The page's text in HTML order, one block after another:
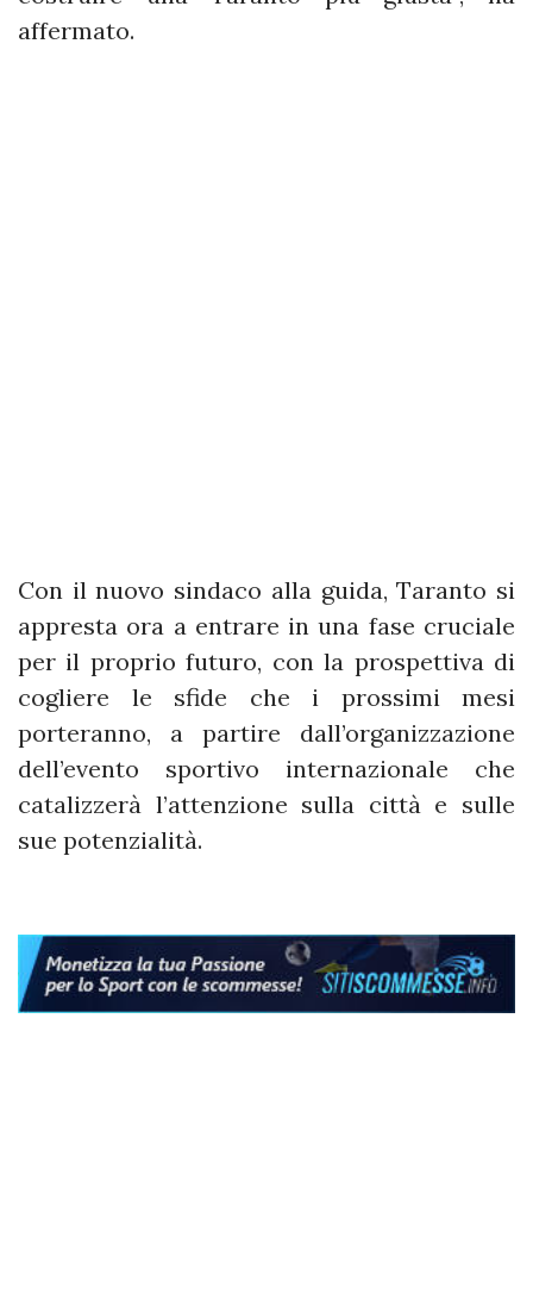
affermato.
Con il nuovo sindaco alla guida, Taranto si
appresta ora a entrare in una fase cruciale
per il proprio futuro, con la prospettiva di
cogliere le sfide che i prossimi mesi
porteranno, a partire dall’organizzazione
dell’evento sportivo internazionale che
catalizzerà l’attenzione sulla città e sulle
sue potenzialità.